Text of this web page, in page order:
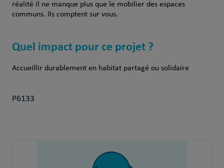
réalité il ne manque plus que le mobilier des espaces
communs. Ils comptent sur vous.
Quel impact pour ce projet ?
Accueillir durablement en habitat partagé ou solidaire
P6133